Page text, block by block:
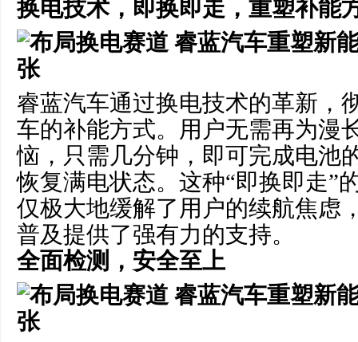
换电技术， 即换即走 ， 重塑补能
睿蓝汽车通过换电技术的革新，
车的补能方式。用户无需再为漫
恼，只需几分钟，即可完成电池
恢复满电状态。这种“即换即走”
仅极大地缓解了用户的续航焦虑
普及提供了强有力的支持。
全面检测，安全至上